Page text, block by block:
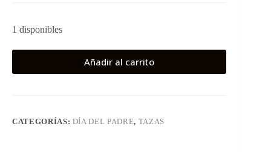
1 disponibles
Añadir al carrito
CATEGORÍAS: DÍA DEL PADRE, TAZAS